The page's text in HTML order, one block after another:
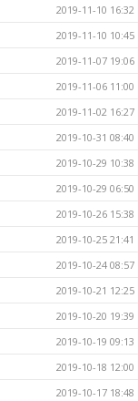
2019-11-10 16:32
2019-11-10 10:45
2019-11-07 19:06
2019-11-06 11:00
2019-11-02 16:27
2019-10-31 08:40
2019-10-29 10:38
2019-10-29 06:50
2019-10-26 15:38
2019-10-25 21:41
2019-10-24 08:57
2019-10-21 12:25
2019-10-20 19:39
2019-10-19 09:13
2019-10-18 12:00
2019-10-17 18:48